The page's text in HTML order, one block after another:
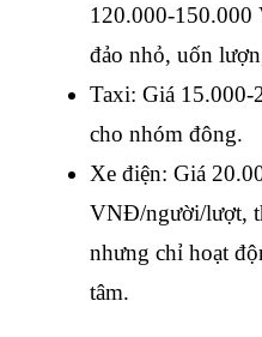
120.000-
đảo nhỏ, uốn
Taxi: Giá
cho nhóm đông.
Xe điện: Giá
VNĐ/người/lượt,
nhưng chỉ hoạt
tâm.